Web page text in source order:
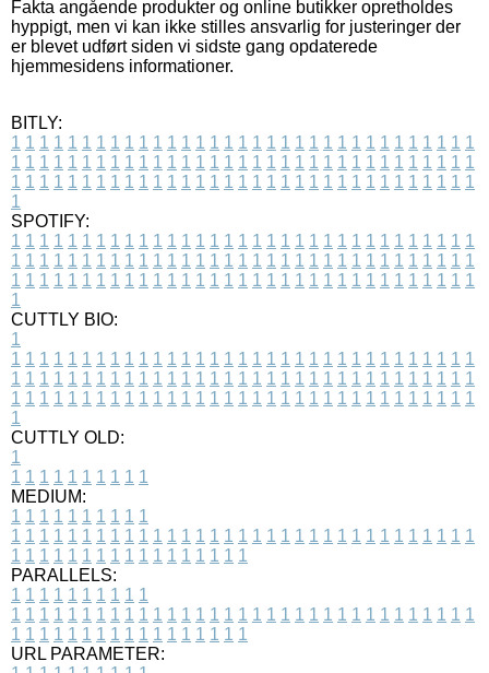
Fakta angående produkter og online butikker opretholdes
hyppigt, men vi kan ikke stilles ansvarlig for justeringer der
er blevet udført siden vi sidste gang opdaterede
hjemmesidens informationer.
BITLY:
1 1 1 1 1 1 1 1 1 1 1 1 1 1 1 1 1 1 1 1 1 1 1 1 1 1 1 1 1 1 1 1 1
1 1 1 1 1 1 1 1 1 1 1 1 1 1 1 1 1 1 1 1 1 1 1 1 1 1 1 1 1 1 1 1 1
1 1 1 1 1 1 1 1 1 1 1 1 1 1 1 1 1 1 1 1 1 1 1 1 1 1 1 1 1 1 1 1 1
1
SPOTIFY:
1 1 1 1 1 1 1 1 1 1 1 1 1 1 1 1 1 1 1 1 1 1 1 1 1 1 1 1 1 1 1 1 1
1 1 1 1 1 1 1 1 1 1 1 1 1 1 1 1 1 1 1 1 1 1 1 1 1 1 1 1 1 1 1 1 1
1 1 1 1 1 1 1 1 1 1 1 1 1 1 1 1 1 1 1 1 1 1 1 1 1 1 1 1 1 1 1 1 1
1
CUTTLY BIO:
1
1 1 1 1 1 1 1 1 1 1 1 1 1 1 1 1 1 1 1 1 1 1 1 1 1 1 1 1 1 1 1 1 1
1 1 1 1 1 1 1 1 1 1 1 1 1 1 1 1 1 1 1 1 1 1 1 1 1 1 1 1 1 1 1 1 1
1 1 1 1 1 1 1 1 1 1 1 1 1 1 1 1 1 1 1 1 1 1 1 1 1 1 1 1 1 1 1 1 1
1
CUTTLY OLD:
1
1 1 1 1 1 1 1 1 1 1
MEDIUM:
1 1 1 1 1 1 1 1 1 1
1 1 1 1 1 1 1 1 1 1 1 1 1 1 1 1 1 1 1 1 1 1 1 1 1 1 1 1 1 1 1 1 1
1 1 1 1 1 1 1 1 1 1 1 1 1 1 1 1 1
PARALLELS:
1 1 1 1 1 1 1 1 1 1
1 1 1 1 1 1 1 1 1 1 1 1 1 1 1 1 1 1 1 1 1 1 1 1 1 1 1 1 1 1 1 1 1
1 1 1 1 1 1 1 1 1 1 1 1 1 1 1 1 1
URL PARAMETER: